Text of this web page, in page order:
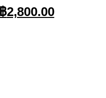
Original
฿2,800.00Current
price